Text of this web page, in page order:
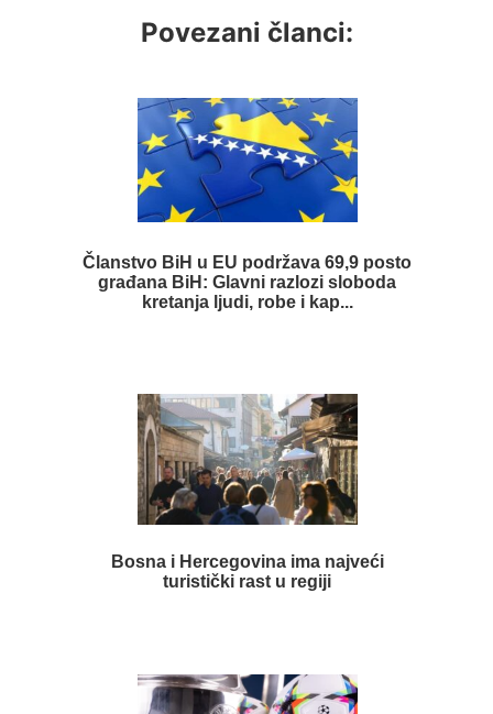
Povezani članci:
Članstvo BiH u EU podržava 69,9 posto
građana BiH: Glavni razlozi sloboda
kretanja ljudi, robe i kap...
Bosna i Hercegovina ima najveći
turistički rast u regiji